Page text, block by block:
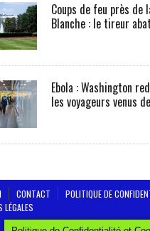
Coups de feu près de
Blanche : le tireur
Ebola : Washington
les voyageurs venus
CONTACT
POLITIQUE DE
LÉGALES
AFRICTELEGRAPH - ALL RIGHTS